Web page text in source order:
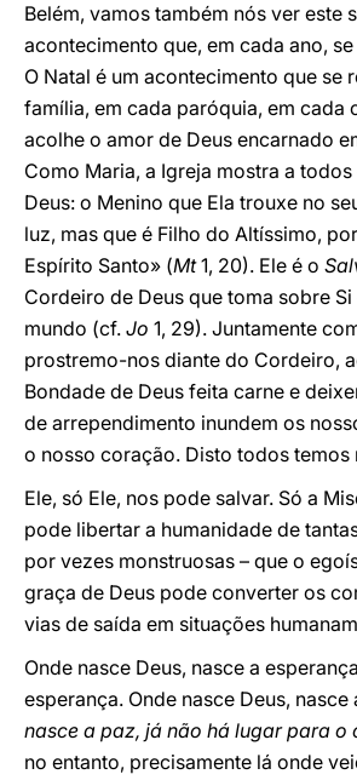
Belém, vamos também nós ver este
acontecimento que, em cada ano,
O Natal é um acontecimento que se
família, em cada paróquia, em cada
acolhe o amor de Deus encarnado
Como Maria, a Igreja mostra a
Deus: o Menino que Ela trouxe no
luz, mas que é Filho do Altíssimo,
Espírito Santo» (Mt1, 20). Ele é o
Cordeiro de Deus que toma sobre
mundo (cf. Jo 1, 29). Juntamente
prostremo-nos diante do Cordeiro,
Bondade de Deus feita carne e
de arrependimento inundem os
o nosso coração. Disto todos temos
Ele, só Ele, nos pode salvar. Só a
pode libertar a humanidade de
por vezes monstruosas – que o
graça de Deus pode converter os
vias de saída em situações
Onde nasce Deus, nasce a
esperança. Onde nasce Deus, nasce
nasce a paz, já não há lugar para o
no entanto, precisamente lá onde